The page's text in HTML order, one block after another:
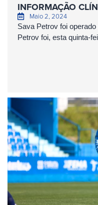
INFORMAÇÃO
Maio 2, 2024
Sava Petrov foi
Petrov foi, esta quinta-